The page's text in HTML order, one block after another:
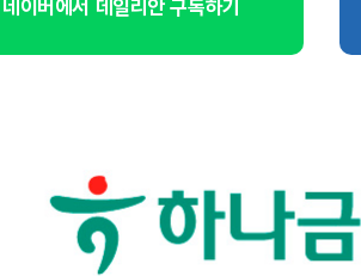
네이버에서 데일리안 구독하기